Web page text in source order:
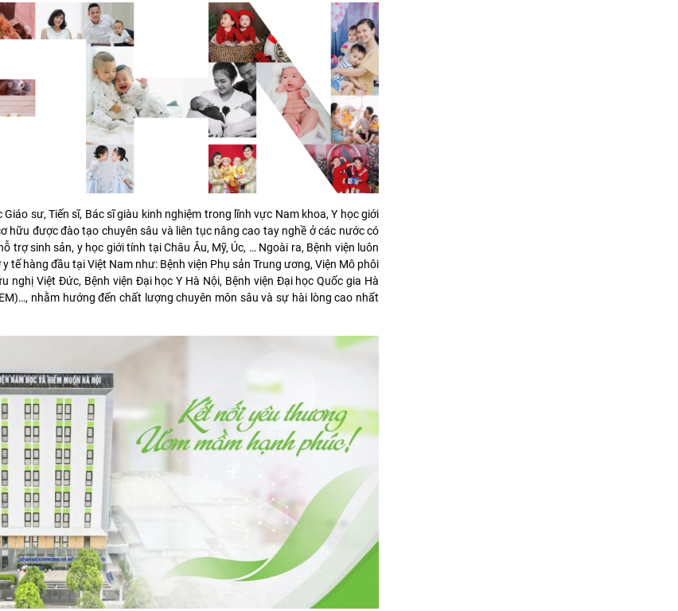
sư, Tiến sĩ, Bác sĩ giàu kinh nghiệm trong lĩnh vực Nam khoa, Y học giới
hữu được đào tạo chuyên sâu và liên tục nâng cao tay nghề ở các nước có
trợ sinh sản, y học giới tính tại Châu Âu, Mỹ, Úc, … Ngoài ra, Bệnh viện luôn
tế hàng đầu tại Việt Nam như: Bệnh viện Phụ sản Trung ương, Viện Mô phôi
nghị Việt Đức, Bệnh viện Đại học Y Hà Nội, Bệnh viện Đại học Quốc gia Hà
nhằm hướng đến chất lượng chuyên môn sâu và sự hài lòng cao nhất